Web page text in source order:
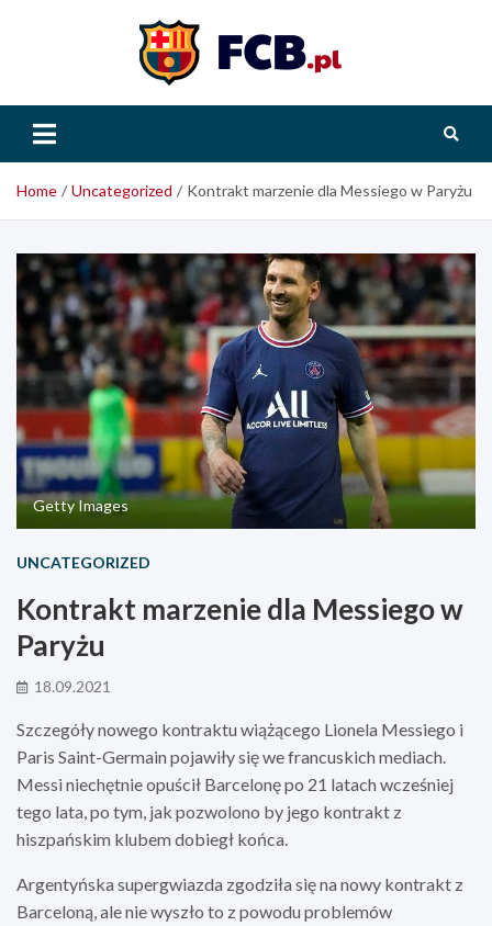
Home Uncategorized Kontrakt marzenie dla Messiego w Paryżu
Getty Images
UNCATEGORIZED
Kontrakt marzenie dla Messiego w
Paryżu
18.09.2021
Szczegóły nowego kontraktu wiążącego Lionela Messiego i
Paris Saint-Germain pojawiły się we francuskich mediach.
Messi niechętnie opuścił Barcelonę po 21 latach wcześniej
tego lata, po tym, jak pozwolono by jego kontrakt z
hiszpańskim klubem dobiegł końca.
Argentyńska supergwiazda zgodziła się na nowy kontrakt z
Barceloną, ale nie wyszło to z powodu problemów